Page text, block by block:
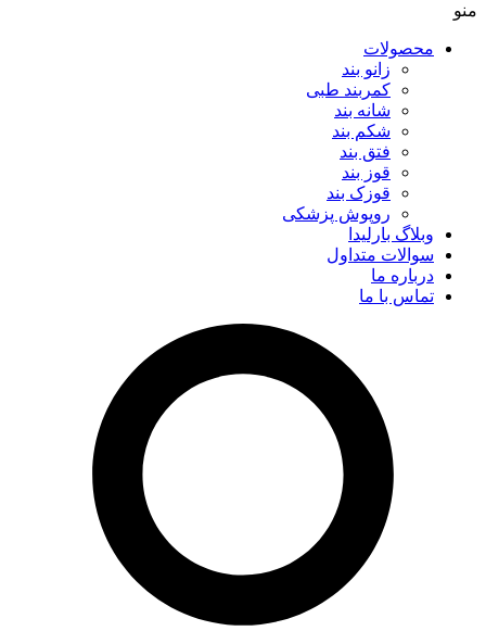
منو
محصولات
زانو بند
کمربند طبی
شانه بند
شکم بند
فتق بند
قوز بند
قوزک بند
روپوش پزشکی
وبلاگ بارلیدا
سوالات متداول
درباره ما
تماس با ما